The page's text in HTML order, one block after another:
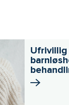
Ufrivillig